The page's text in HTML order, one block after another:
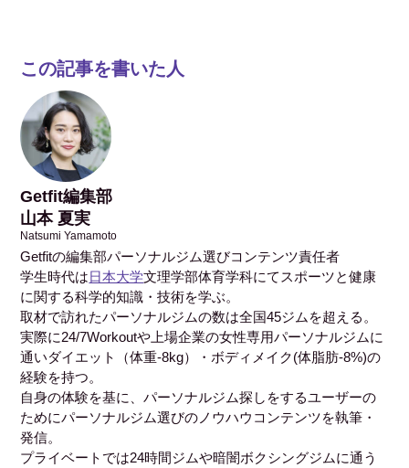
この記事を書いた人
Getfit編集部
山本 夏実
Natsumi Yamamoto
Getfitの編集部パーソナルジム選びコンテンツ責任者
学生時代は日本大学文理学部体育学科にてスポーツと健康
に関する科学的知識・技術を学ぶ。
取材で訪れたパーソナルジムの数は全国45ジムを超える。
実際に24/7Workoutや上場企業の女性専用パーソナルジムに
通いダイエット（体重-8kg）・ボディメイク(体脂肪-8%)の
経験を持つ。
自身の体験を基に、パーソナルジム探しをするユーザーの
ためにパーソナルジム選びのノウハウコンテンツを執筆・
発信。
プライベートでは24時間ジムや暗闇ボクシングジムに通う